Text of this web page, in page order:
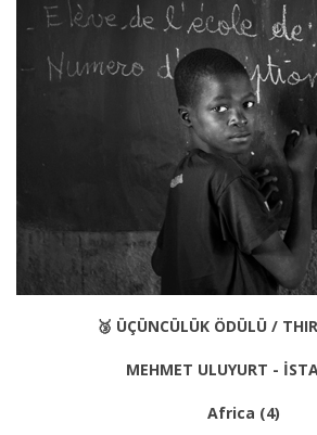
🥉 ÜÇÜNCÜLÜK ÖDÜLÜ /
MEHMET ULUYURT -
Africa (4)